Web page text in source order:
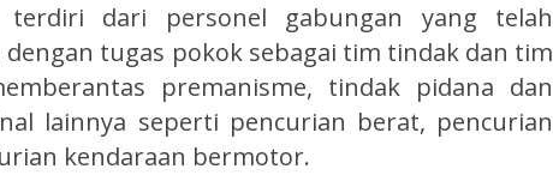
terdiri dari personel gabungan yang telah
tugas pokok sebagai tim tindak dan tim
premanisme, tindak pidana dan
lainnya seperti pencurian berat, pencurian
kendaraan bermotor.